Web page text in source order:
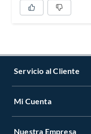
Servicio al Cliente
Contáctanos
Mi Cuenta
Registrate
Nuestra Empresa